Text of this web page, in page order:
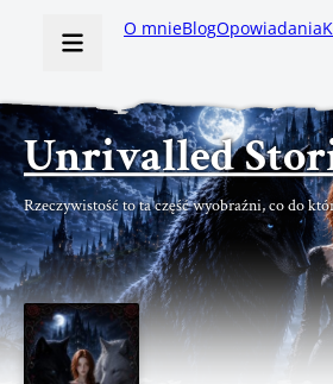
O mnieBlogOpowiadania
Unrivalled
Rzeczywistość to ta część wyobraźni, co do